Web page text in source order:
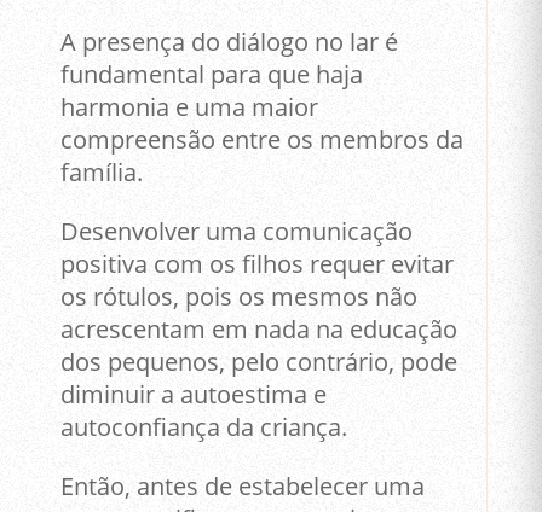
A presença do diálogo no lar é
fundamental para que haja
harmonia e uma maior
compreensão entre os membros da
família.
Desenvolver uma comunicação
positiva com os filhos requer evitar
os rótulos, pois os mesmos não
acrescentam em nada na educação
dos pequenos, pelo contrário, pode
diminuir a autoestima e
autoconfiança da criança.
Então, antes de estabelecer uma